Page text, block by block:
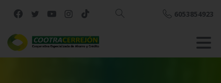
Buscar
6053854923